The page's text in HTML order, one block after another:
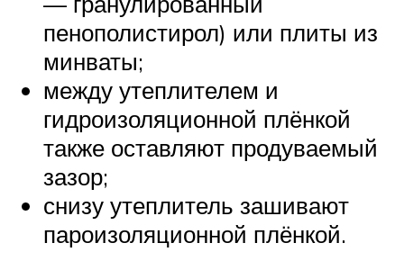
пенополистирол) или плиты из
минваты;
между утеплителем и
гидроизоляционной плёнкой
также оставляют продуваемый
зазор;
снизу утеплитель зашивают
пароизоляционной плёнкой.